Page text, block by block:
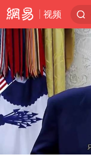
视频
Play
00:00